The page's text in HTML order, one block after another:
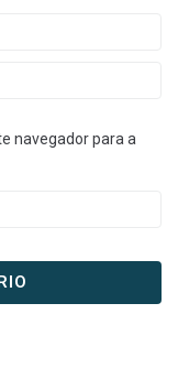
navegador para a